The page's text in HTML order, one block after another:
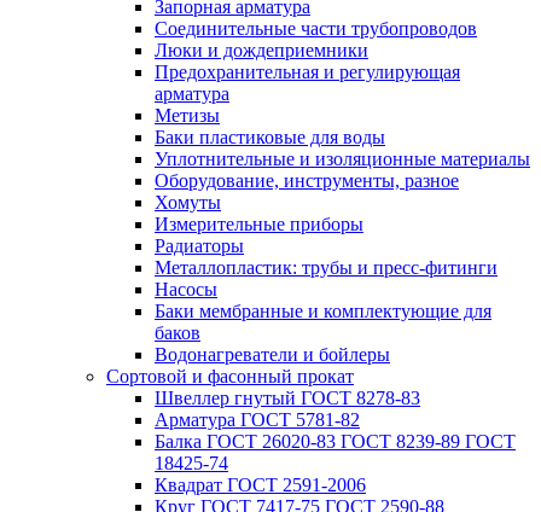
Запорная арматура
Соединительные части трубопроводов
Люки и дождеприемники
Предохранительная и регулирующая
арматура
Метизы
Баки пластиковые для воды
Уплотнительные и изоляционные материалы
Оборудование, инструменты, разное
Хомуты
Измерительные приборы
Радиаторы
Металлопластик: трубы и пресс-фитинги
Насосы
Баки мембранные и комплектующие для
баков
Водонагреватели и бойлеры
Сортовой и фасонный прокат
Швеллер гнутый ГОСТ 8278-83
Арматура ГОСТ 5781-82
Балка ГОСТ 26020-83 ГОСТ 8239-89 ГОСТ
18425-74
Квадрат ГОСТ 2591-2006
Круг ГОСТ 7417-75 ГОСТ 2590-88